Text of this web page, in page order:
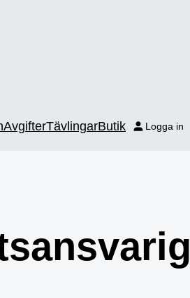
AvgifterTävlingarButik Logga in